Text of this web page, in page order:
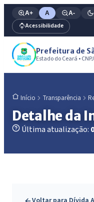
A+ A A-
Acessibilidade
Prefeitura de
Estado do Ceará •
Início Transparência
Detalhe da
Última atualização: